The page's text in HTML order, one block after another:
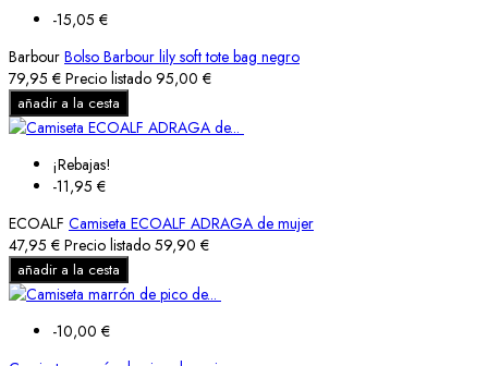
-15,05 €
Barbour Bolso Barbour lily soft tote bag negro
79,95 € Precio listado 95,00 €
añadir a la cesta
¡Rebajas!
-11,95 €
ECOALF Camiseta ECOALF ADRAGA de mujer
47,95 € Precio listado 59,90 €
añadir a la cesta
-10,00 €